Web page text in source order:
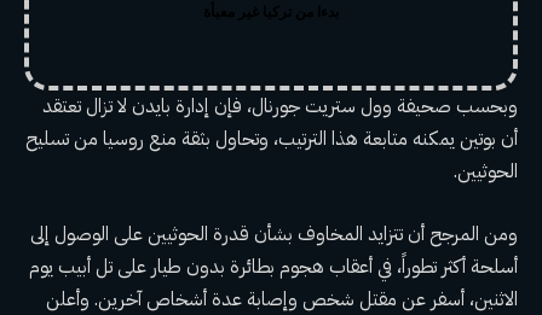
بدءا من تركيا غير معبأة
وبحسب صحيفة وول ستريت جورنال، فإن إدارة بايدن لا تزال تعتقد
أن بوتين يمكنه متابعة هذا الترتيب، وتحاول بثقة منع روسيا من تسليح
الحوثيين.
ومن المرجح أن تتزايد المخاوف بشأن قدرة الحوثيين على الوصول إلى
أسلحة أكثر تطوراً، في أعقاب هجوم بطائرة بدون طيار على تل أبيب يوم
الاثنين، أسفر عن مقتل شخص وإصابة عدة أشخاص آخرين. وأعلن